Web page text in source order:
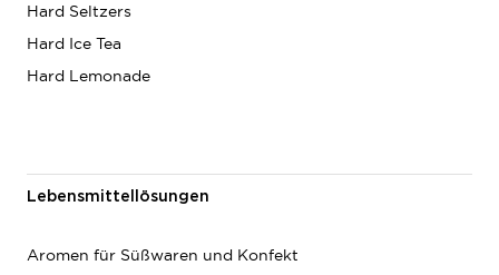
Hard Seltzers
Hard Ice Tea
Hard Lemonade
Lebensmittellösungen
Aromen für Süßwaren und Konfekt